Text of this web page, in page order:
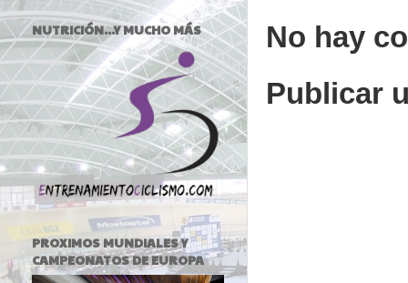
No hay
Publicar
NUTRICIÓN...Y MUCHO MÁS
PROXIMOS MUNDIALES Y
CAMPEONATOS DE EUROPA